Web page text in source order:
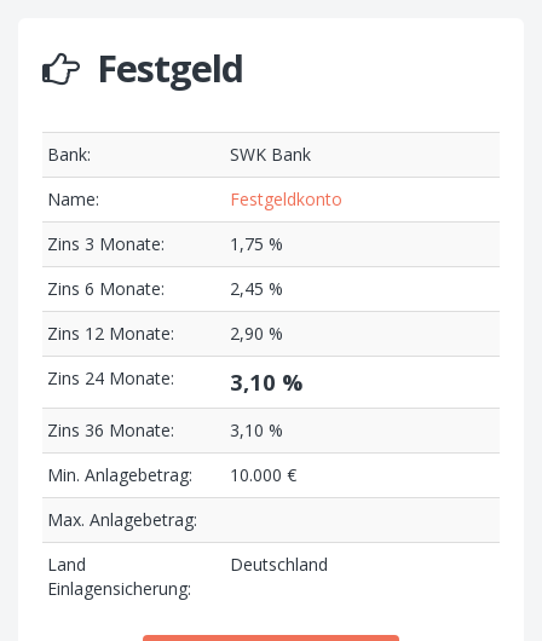
Festgeld
Bank:
SWK Bank
Name:
Festgeldkonto
Zins 3 Monate:
1,75 %
Zins 6 Monate:
2,45 %
Zins 12 Monate:
2,90 %
Zins 24 Monate:
3,10 %
Zins 36 Monate:
3,10 %
Min. Anlagebetrag:
10.000 €
Max. Anlagebetrag:
Land
Einlagensicherung:
Deutschland